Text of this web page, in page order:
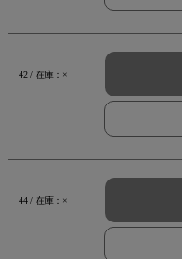
42 / 在庫：×
44 / 在庫：×